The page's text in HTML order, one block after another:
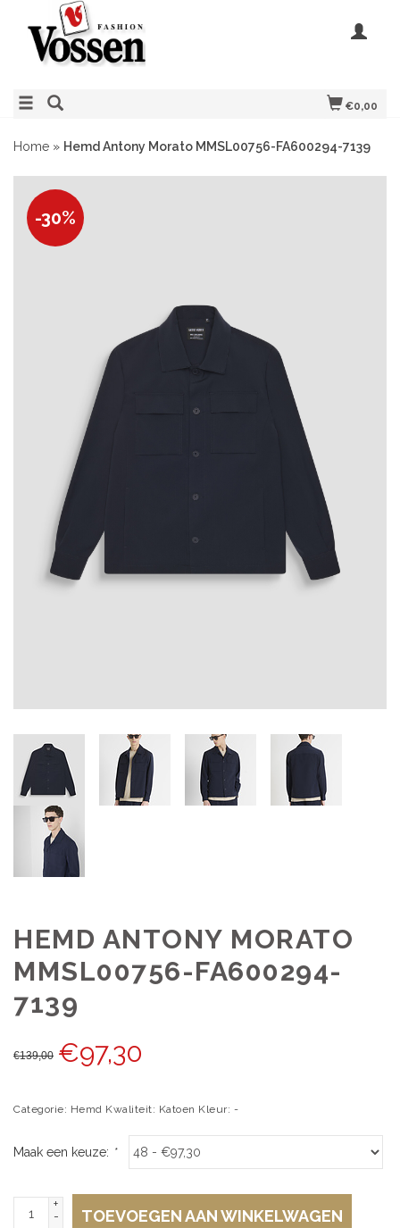
€0,00
Home » Hemd Antony Morato MMSL00756-FA600294-7139
-30%
HEMD ANTONY MORATO
MMSL00756-FA600294-
7139
€139,00 €97,30
Categorie: Hemd Kwaliteit: Katoen Kleur: -
Maak een keuze: *
+
-
TOEVOEGEN AAN WINKELWAGEN